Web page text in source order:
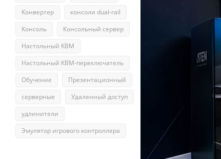
Конвертер
консоли dual-rail
Консоль
Консольный сервер
Настольный КВМ
Настольный КВМ-переключатель
Обучение
Презентационный
серверные
Удаленный доступ
удлинители
Эмулятор игрового контроллера